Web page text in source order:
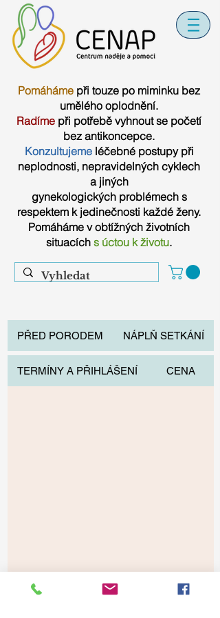
Pomáháme při touze po miminku bez
umělého oplodnění.
Radíme při potřebě vyhnout se početí
bez antikoncepce.
Konzultujemeléčebné postupy při
neplodnosti, nepravidelných cyklech
a jiných
gynekologických problémech s
respektem k jedinečnosti každé ženy.
Pomáháme v obtížných životních
situacích s úctou k životu.
PŘED PORODEM NÁPLŇ SETKÁNÍ
TERMÍNY A PŘIHLÁŠENÍ CENA